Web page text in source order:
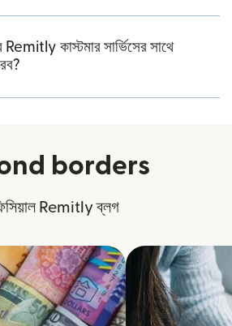
Remitly কাস্টমার সার্ভিসের সাথে
borders
Remitly ব্লগ